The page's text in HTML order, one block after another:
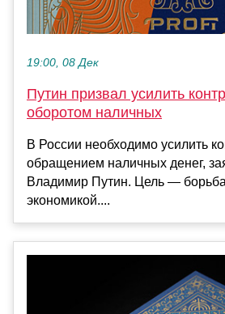
19:00, 08 Дек
Путин призвал усилить
оборотом наличных
В России необходимо усилить
обращением наличных денег,
Владимир Путин. Цель —
экономикой....